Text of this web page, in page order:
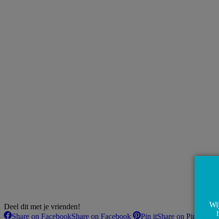
Deel dit met je vrienden!
Share on FacebookShare on Facebook Pin itShare on Pinterest